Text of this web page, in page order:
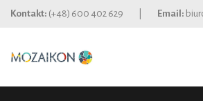
Kontakt: (+48) 600 402 629 Email: